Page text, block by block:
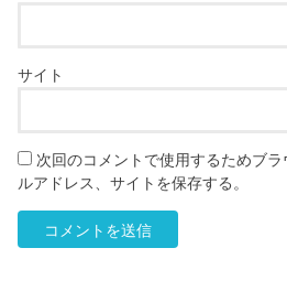
サイト
次回のコメントで使用するためブ
ルアドレス、サイトを保存する。